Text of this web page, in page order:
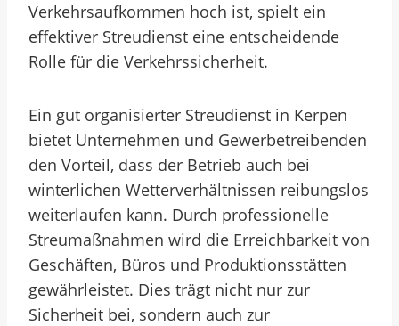
Verkehrsaufkommen hoch ist, spielt ein
effektiver Streudienst eine entscheidende
Rolle für die Verkehrssicherheit.
Ein gut organisierter Streudienst in Kerpen
bietet Unternehmen und Gewerbetreibenden
den Vorteil, dass der Betrieb auch bei
winterlichen Wetterverhältnissen reibungslos
weiterlaufen kann. Durch professionelle
Streumaßnahmen wird die Erreichbarkeit von
Geschäften, Büros und Produktionsstätten
gewährleistet. Dies trägt nicht nur zur
Sicherheit bei, sondern auch zur